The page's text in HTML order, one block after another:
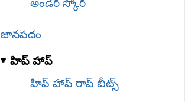
అండర్ స్కోర్
జానపదం
హిప్ హాప్
హిప్ హాప్ రాప్ బీట్స్